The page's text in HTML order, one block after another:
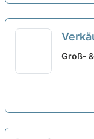
neu
Groß-